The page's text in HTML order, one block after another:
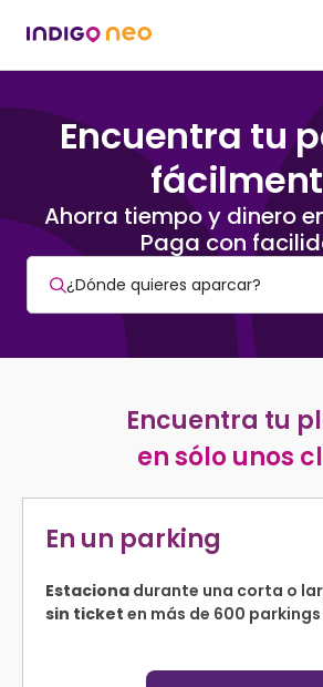
Encuentra tu
Ahorra tiempo y dinero
Paga con
Encuentra tu
en sólo unos
En un parking
Estaciona durante una corta o
sin ticket en más de 600 parkings